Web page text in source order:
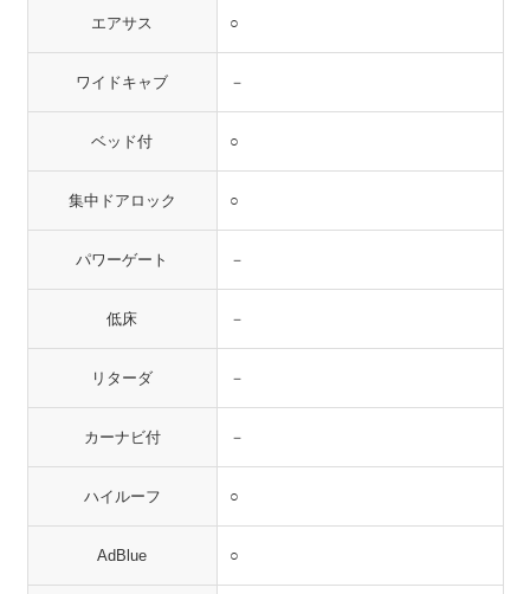
エアサス ○
ワイドキャブ －
ベッド付 ○
集中ドアロック ○
パワーゲート －
低床 －
リターダ －
カーナビ付 －
ハイルーフ ○
AdBlue ○